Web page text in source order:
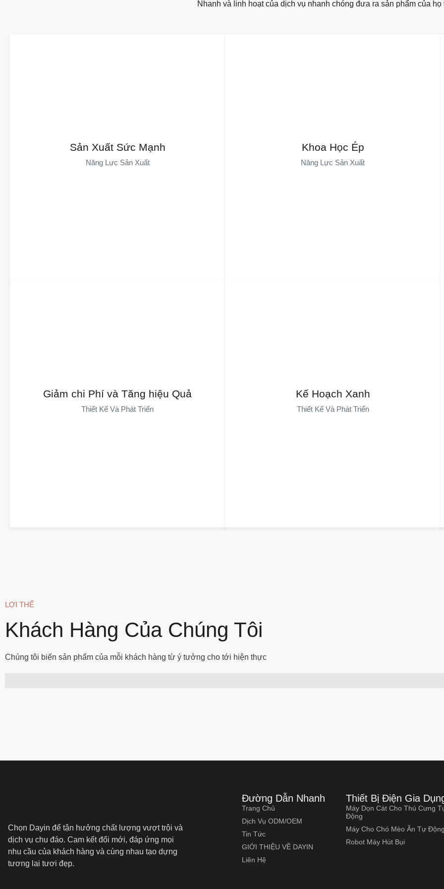
Nhanh và linh hoạt của dịch vụ nhanh chóng đưa ra sản phẩm của họ
Sản Xuất Sức Mạnh
Năng Lực Sản Xuất
Rộng 50.000 Mét Vuông, Hơn 100 Máy Ép Nhựa Và Hơn 600
Nhân Viên. Các Cơ Sở Tự Động Hóa Của Chúng Tôi, Thông Qua
Khoa Học Ép
Năng Lực Sản Xuất
Ưu Hóa Các Tham Số, Giảm Thiểu Khuyết Tật Và Biến Dạng.
Giám Sát Thời Gian Thực Đảm Bảo Hiệu Quả Ép Nhựa Cao.
Phân Tích Hệ Thống Giảm Sự Phụ Thuộc Vào Con Người, Mang
Giảm chi Phí và Tăng hiệu Quả
Thiết Kế Và Phát Triển
Mới Và Sản Phẩm Mới. Kiểm Soát Chi Phí Từ Thiết Kế Đến Sản
Xuất, Cung Cấp Báo Giá Nhanh Và Giải Pháp, Cùng Với Phản
Kế Hoạch Xanh
Thiết Kế Và Phát Triển
DAYIN Đạt Chứng Nhận GRS (Chứng Nhận Tái Chế Toàn Cầu),
Tiết Kiệm Năng Lượng, Giảm Chi Phí Và Sử Dụng Vật Liệu Tái
LỢI THẾ
Khách Hàng Của Chúng Tôi
Chúng tôi biến sản phẩm của mỗi khách hàng từ ý tưởng cho tới hiện thực
Chọn Dayin để tận hưởng chất lượng vượt trội và
dịch vụ chu đáo. Cam kết đổi mới, đáp ứng mọi
nhu cầu của khách hàng và cùng nhau tạo dựng
tương lai tươi đẹp.
Đường Dẫn Nhanh
Trang Chủ
Dịch Vụ ODM/OEM
Tin Tức
GIỚI THIỆU VỀ DAYIN
Liên Hệ
Thiết Bị Điện Gia
Máy Dọn Cát Cho Thú Cưng
Động
Máy Cho Chó Mèo Ăn Tự Động
Robot Máy Hút Bụi